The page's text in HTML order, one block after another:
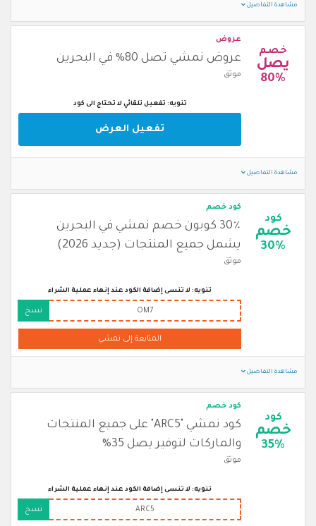
مشاهدة التفاصيل
خصم
يصل
80%
عروض
عروض نمشي تصل 80% في البحرين
موثق
تنويه: تفعيل تلقائي لا تحتاج الى كود
تفعيل العرض
مشاهدة التفاصيل
كود
خصم
30%
كود خصم
30٪ كوبون خصم نمشي في البحرين
يشمل جميع المنتجات (جديد 2026)
موثق
تنويه: لا تنسى إضافة الكود عند إنهاء عملية الشراء
OM7 نسخ
المتابعة إلى نمشي
مشاهدة التفاصيل
كود
خصم
35%
كود خصم
كود نمشي "ARC5" على جميع المنتجات
والماركات لتوفير يصل 35%
موثق
تنويه: لا تنسى إضافة الكود عند إنهاء عملية الشراء
ARC5 نسخ